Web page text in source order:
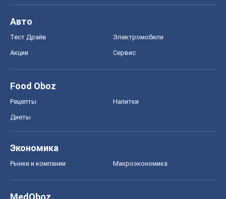
Авто
Тест Драйв Электромобили
Акции Сервис
Food Oboz
Рецепты Напитки
Диеты
Экономика
Рынки и компании Mакроэкономика
MedOboz